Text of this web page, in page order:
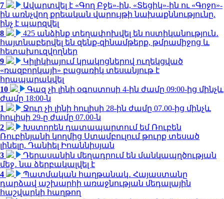
7
Ավարտվել է «Գող Բջե»-ին, «Տեցիկ»-ին ու «Գոջո»-
ին առնչվող քրեական վարույթի նախաքննությունը.
ինչ է պարզվել
8
425 անձինք տեղափոխվել են ոստիկանություն․
հայտնաբերվել են զենք-զինամթերք, թմրամիջոց և
հետախուզվողներ
9
Կիլիկիայում կրակոցներով ուղեկցված
«ռազբորկայի» բացառիկ տեսանյութ է
հրապարակվել
10
Գազ չի լինի օգոստոսի 4-ին ժամը 09:00-ից մինչև
ժամը 18:00-ն
1
Ջուր չի լինի հուլիսի 28-ին ժամը 07.00-ից մինչև
հուլիսի 29-ը ժամը 07.00-ն
2
Խստորեն դատապարտում եմ Ռուբեն
Ռուբինյանի կողմից Ստամբուլում թուրք տեսած
լինելը. Դանիել Իոաննիսյան
3
Դերասանին մեղադրում են մանկապղծության
մեջ․ նա ձերբակալվել է
4
Պատմական հաղթանակ․ Հայաստանը
դարձավ աշխարհի առաջնության մեդալային
հաշվարկի հաղթող